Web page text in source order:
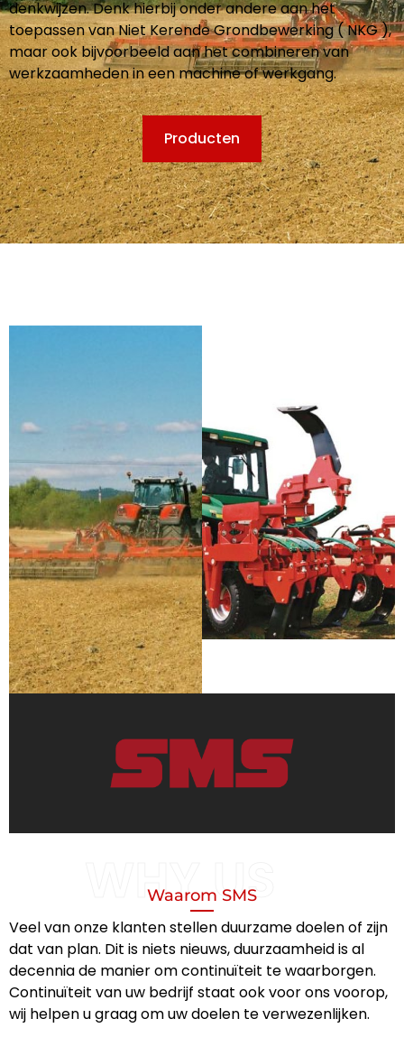
denkwijzen. Denk hierbij onder andere aan het
toepassen van Niet Kerende Grondbewerking ( NKG ),
maar ook bijvoorbeeld aan het combineren van
werkzaamheden in een machine of werkgang.
Producten
WHY US
Waarom SMS
Veel van onze klanten stellen duurzame doelen of zijn
dat van plan. Dit is niets nieuws, duurzaamheid is al
decennia de manier om continuïteit te waarborgen.
Continuïteit van uw bedrijf staat ook voor ons voorop,
wij helpen u graag om uw doelen te verwezenlijken.